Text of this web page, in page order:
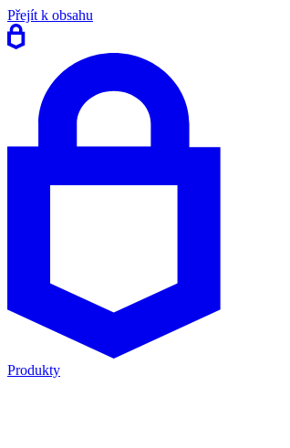
Přejít k obsahu
Produkty